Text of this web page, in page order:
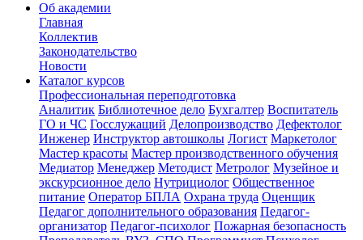
Об академии
Главная
Коллектив
Законодательство
Новости
Каталог курсов
Профессиональная переподготовка
Аналитик Библиотечное дело Бухгалтер Воспитатель
ГО и ЧС Госслужащий Делопроизводство Дефектолог
Инженер Инструктор автошколы Логист Маркетолог
Мастер красоты Мастер производственного обучения
Медиатор Менеджер Методист Метролог Музейное и
экскурсионное дело Нутрициолог Общественное
питание Оператор БПЛА Охрана труда Оценщик
Педагог дополнительного образования Педагог-
организатор Педагог-психолог Пожарная безопасность